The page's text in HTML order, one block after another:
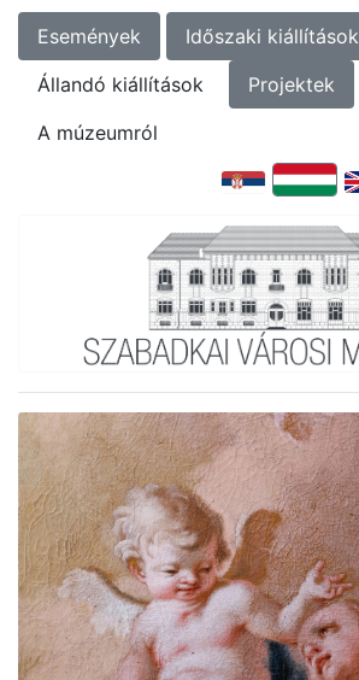
Események
Időszaki kiállítások
Állandó kiállítások
Projektek
A múzeumról